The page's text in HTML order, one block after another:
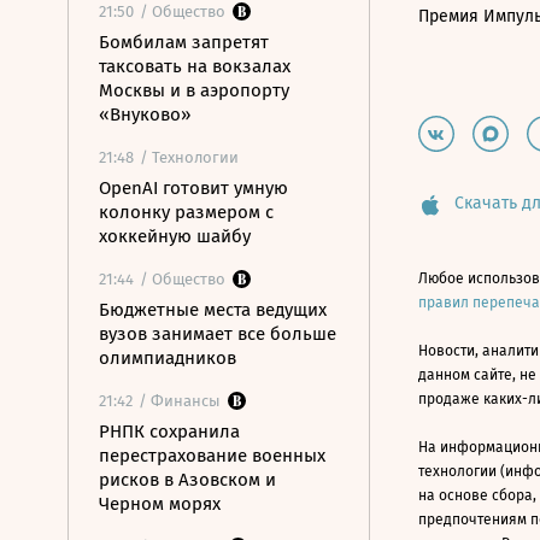
21:50 / Общество
Бомбилам запретят
таксовать на вокзалах
Москвы и в аэропорту
«Внуково»
21:48 / Технологии
OpenAI готовит умную
колонку размером с
хоккейную шайбу
21:44 / Общество
Бюджетные места ведущих
вузов занимает все больше
олимпиадников
21:42 / Финансы
РНПК сохранила
перестрахование военных
рисков в Азовском и
Черном морях
Премия
Скачать
Любое
правил
Новости,
данном сайте,
продаже каких-
На
технологии
на основе
предпочтениям